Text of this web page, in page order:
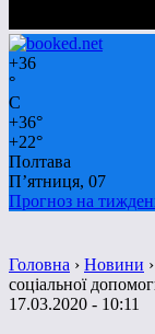
+36
°
C
+36°
+22°
Полтава
П’ятниця, 07
Прогноз на
Головна › Новини ›
соціальної
17.03.2020 - 10:11